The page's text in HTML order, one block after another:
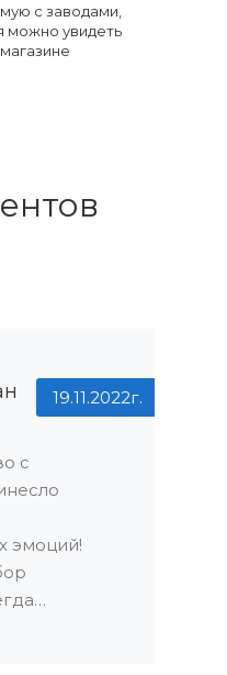
с заводами,
можно увидеть
19.11.2022г.
с
эмоций!